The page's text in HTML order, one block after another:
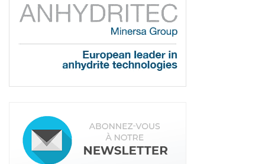
liés au marché du neuf. Mais dans la rénovation,
nous avons également le système Knauf Brio, qui
permet la réalisation de chapes sèches. C’est une
solution qui offre une mise en œuvre facile sur des
l’isolation acoustique qui est recherchée et en
particulier l’isolation aux bruits d’impact pour
laquelle nous apportons des réponses.